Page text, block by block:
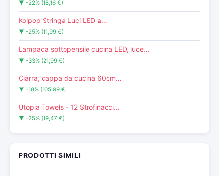
▼ -22% (18,16 €)
Kolpop Stringa Luci LED a…
▼ -25% (11,99 €)
Lampada sottopensile cucina LED, luce…
▼ -33% (21,99 €)
Ciarra, cappa da cucina 60cm…
▼ -18% (105,99 €)
Utopia Towels - 12 Strofinacci…
▼ -25% (19,47 €)
PRODOTTI SIMILI